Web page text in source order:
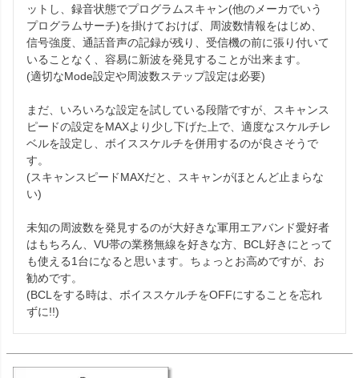
ットし、録音状態でプログラムスキャン(他のメーカでいう
プログラムサーチ)を掛けておけば、周波数情報をはじめ、
信号強度、通話音声の記録が残り、受信機の前に張り付いて
いることなく、容易に新波を発見することが出来ます。
(適切なMode設定や周波数ステップ設定は必要)
まだ、いろいろな設定を試している段階ですが、スキャンス
ピードの設定をMAXより少し下げた上で、適度なスケルチレ
ベルを設定し、ボイススケルチを併用するのが良さそうで
す。
(スキャンスピードMAXだと、スキャンがほとんど止まらな
い)
未知の周波数を発見するのが大好きな軍用エアバンド愛好者
はもちろん、VU帯の業務無線を好きな方、BCL好きにとって
も使える1台になると思います。ちょっとお高めですが、お
勧めです。
(BCLをする時は、ボイススケルチをOFFにすることを忘れ
ずに!!)